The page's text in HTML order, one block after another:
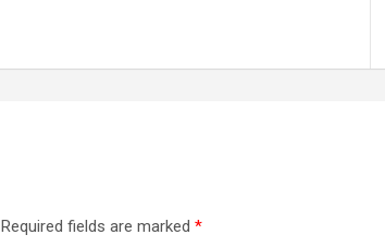
Required fields are marked *